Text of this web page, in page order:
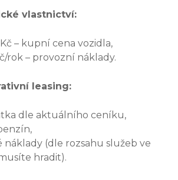
vlastnictví:
– kupní cena vozidla,
rok – provozní náklady.
leasing:
dle aktuálního ceníku,
náklady (dle rozsahu služeb ve
hradit).